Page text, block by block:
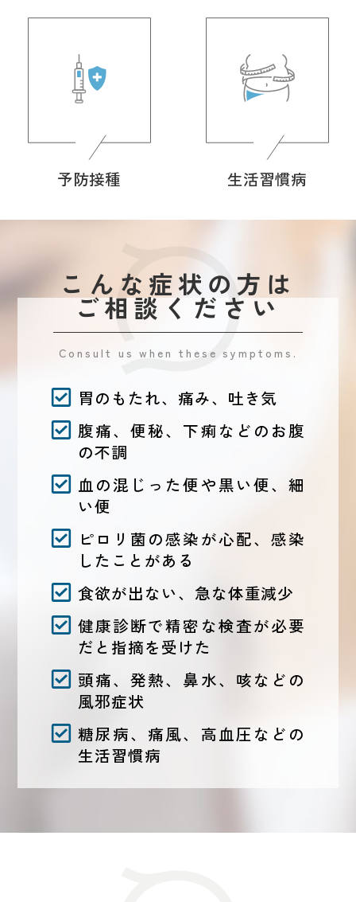
予防接種 生活習慣病
こんな症状の方は
ご相談ください
Consult us when these symptoms.
胃のもたれ、痛み、吐き気
腹痛、便秘、下痢などのお腹
の不調
血の混じった便や黒い便、細
い便
ピロリ菌の感染が心配、感染
したことがある
食欲が出ない、急な体重減少
健康診断で精密な検査が必要
だと指摘を受けた
頭痛、発熱、鼻水、咳などの
風邪症状
糖尿病、痛風、高血圧などの
生活習慣病